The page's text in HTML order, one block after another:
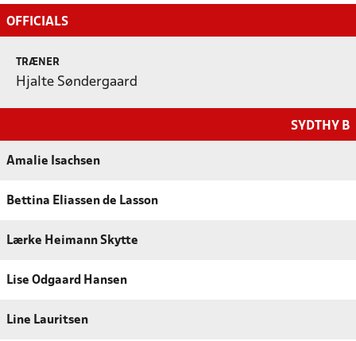
OFFICIALS
TRÆNER
Hjalte Søndergaard
SYDTHY B
Amalie Isachsen
Bettina Eliassen de Lasson
Lærke Heimann Skytte
Lise Odgaard Hansen
Line Lauritsen